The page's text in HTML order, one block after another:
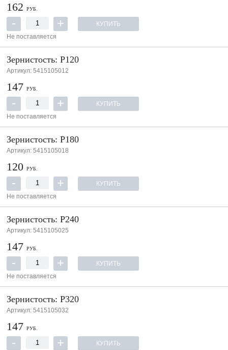
162 РУБ.
КУПИТЬ
Не поставляется
Зернистость: P120
Артикул: 5415105012
147 РУБ.
КУПИТЬ
Не поставляется
Зернистость: P180
Артикул: 5415105018
120 РУБ.
КУПИТЬ
Не поставляется
Зернистость: P240
Артикул: 5415105025
147 РУБ.
КУПИТЬ
Не поставляется
Зернистость: P320
Артикул: 5415105032
147 РУБ.
КУПИТЬ